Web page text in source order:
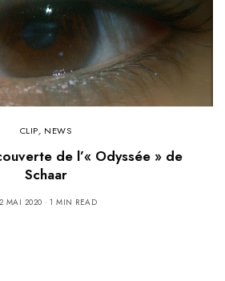
CLIP, NEWS
de l’« Odyssée » de
Schaar
MAI 2020 1 MIN READ